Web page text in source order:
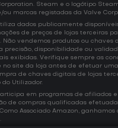
Steam e o logótipo
ou marcas registadas da Valve
dados publicamente
de preços de lojas terceiras
Não vendemos produtos ou chaves
precisão, disponibilidade ou
exibidas. Verifique sempre as
site da loja antes de efetuar
de chaves digitais de lojas
do Utilizador.
em programas de afiliados
de compras qualificadas
Como Associado Amazon,